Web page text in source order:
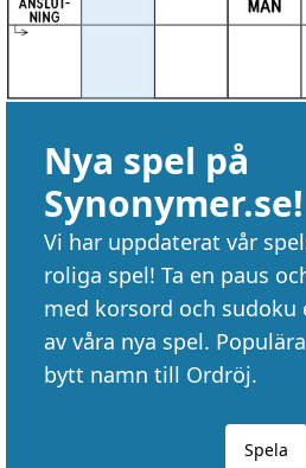
Nya spel på
Synonymer.se!
Vi har uppdaterat vår
roliga spel! Ta en paus
med korsord och sudoku
av våra nya spel.
bytt namn till Ordröj.
Spela